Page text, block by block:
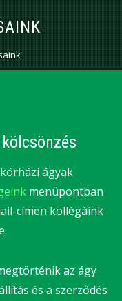
ágyak
menüpontban
címen kollégáink
az ágy
és a szerződés